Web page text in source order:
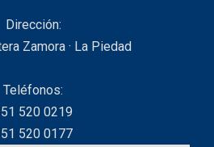
Dirección:
Zamora · La Piedad
Teléfonos:
520 0219
520 0177